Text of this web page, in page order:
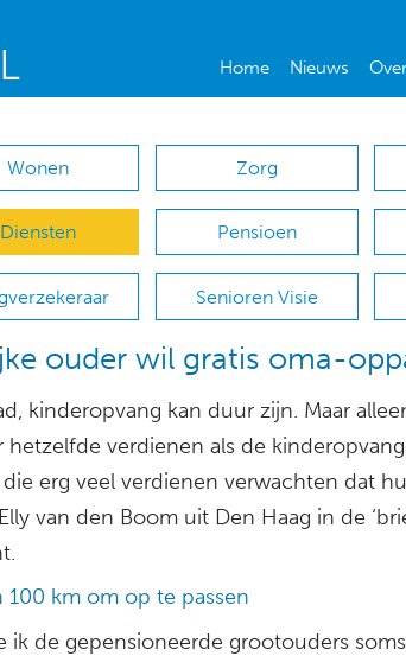
Home Nieuws
Wonen Zorg
Diensten Pensioen
Senioren Visie
ouder wil gratis oma-
kinderopvang kan duur zijn. Maar
hetzelfde verdienen als de
erg veel verdienen verwachten dat
van den Boom uit Den Haag in de
100 km om op te passen
ik de gepensioneerde grootouders